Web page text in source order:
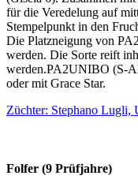
für die Veredelung auf
Stempelpunkt in den
Die Platzneigung von
werden. Die Sorte reift
werden.PA2UNIBO (S-
oder mit Grace Star.
Züchter: Stephano Lugli,
Folfer (9 Prüfjahre)